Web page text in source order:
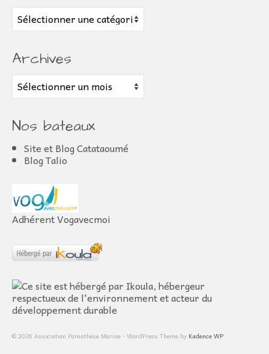
Articles
Archives
Archives
Nos bateaux
Site et Blog Catataoumé
Blog Talio
Adhérent Vogavecmoi
© 2026 Association Parenthèse Marine - WordPress Theme by Kadence WP